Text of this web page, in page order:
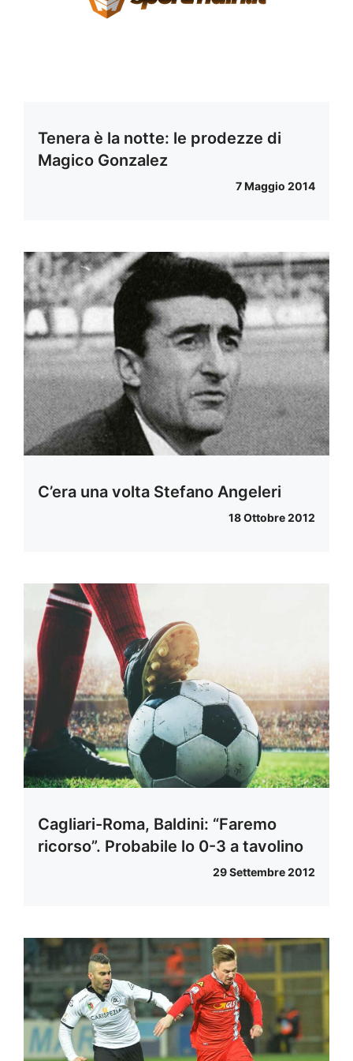
Tenera è la notte: le prodezze di
Magico Gonzalez
7 Maggio 2014
C’era una volta Stefano Angeleri
18 Ottobre 2012
Cagliari-Roma, Baldini: “Faremo
ricorso”. Probabile lo 0-3 a tavolino
29 Settembre 2012